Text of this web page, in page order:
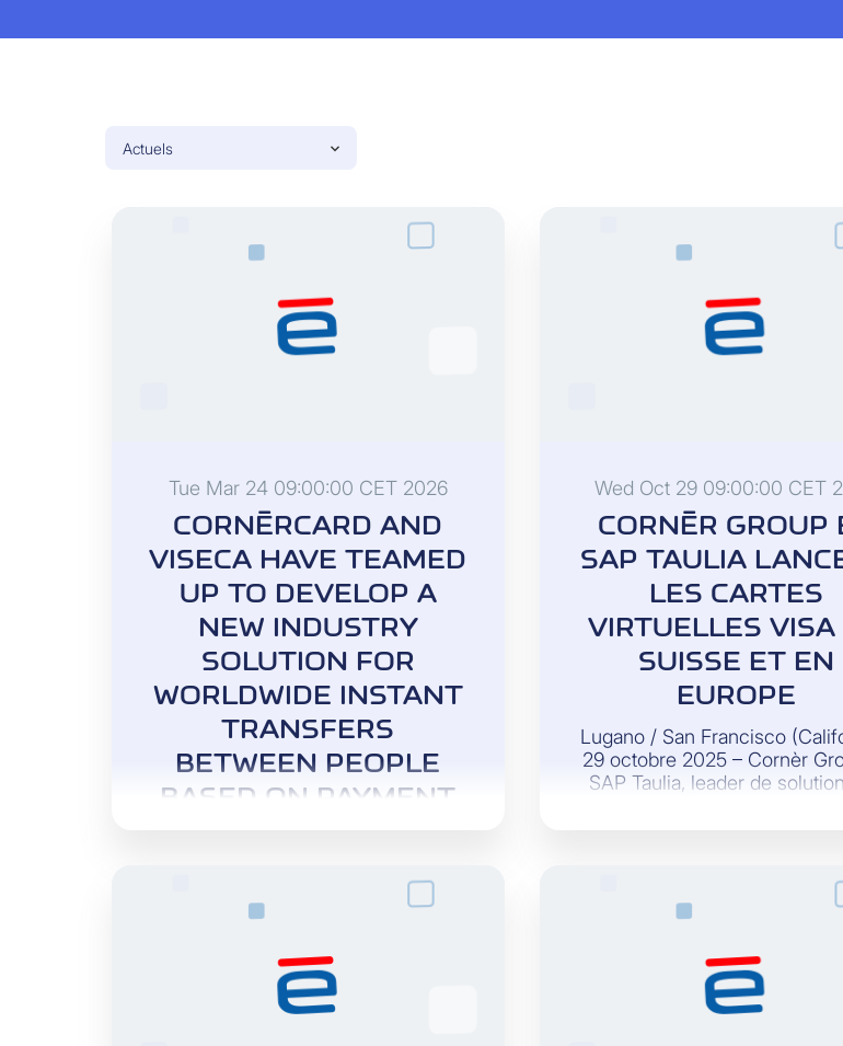
Actuels
Tue Mar 24 09:00:00 CET 2026
CORNÈRCARD AND
VISECA HAVE TEAMED
UP TO DEVELOP A
NEW INDUSTRY
SOLUTION FOR
WORLDWIDE INSTANT
TRANSFERS
BETWEEN PEOPLE
BASED ON PAYMENT
it easier for holders of Swiss
directly to other people. To this end,
the two companies founded PayInit
AG, aimed at establishing an
Wed Oct 29 09:00:00 CET
CORNÈR GROUP
SAP TAULIA
LES CARTES
VIRTUELLES VISA
SUISSE ET EN
EUROPE
Lugano / San Francisco
29 octobre 2025 – Cornèr
SAP Taulia, leader de
Cornèrcard SAP Taulia